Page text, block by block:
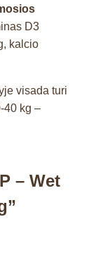
D3
kalcio
visada turi
40 kg –
– Wet